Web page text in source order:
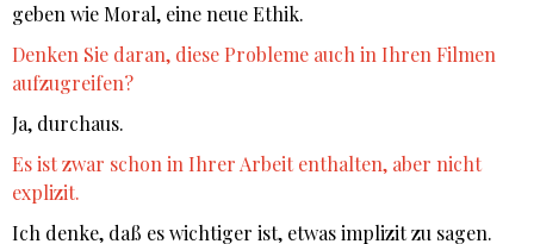
geben wie Moral, eine neue Ethik.
Denken Sie daran, diese Probleme auch in Ihren Filmen
aufzugreifen?
Ja, durchaus.
Es ist zwar schon in Ihrer Arbeit enthalten, aber nicht
explizit.
Ich denke, daß es wichtiger ist, etwas implizit zu sagen.